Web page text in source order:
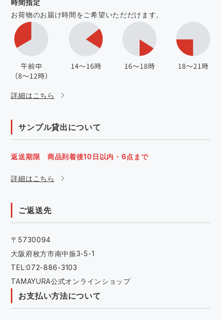
時間指定
お荷物のお届け時間をご希望いただだけます。
詳細はこちら
サンプル貸出について
返送期限 商品到着後10日以内・6点まで
詳細はこちら
ご返送先
〒5730094
大阪府枚方市南中振3-5-1
TEL:072-886-3103
TAMAYURA公式オンラインショップ
お支払い方法について